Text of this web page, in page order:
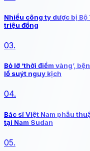
Nhiều công ty dược bị
triệu đồng
03.
Bỏ lỡ ‘thời điểm vàng’,
lồ suýt nguy kịch
04.
Bác sĩ Việt Nam phẫu
tại Nam Sudan
05.